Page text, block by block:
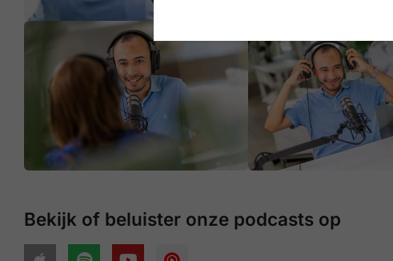
Bekijk of beluister onze podcasts op